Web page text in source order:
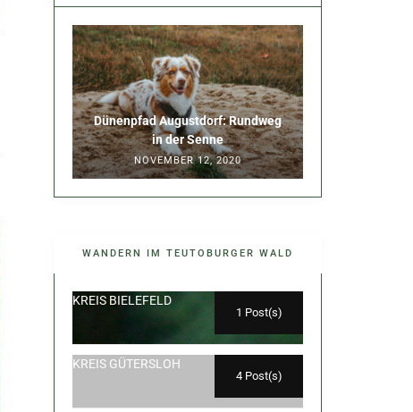
Dünenpfad Augustdorf: Rundweg
in der Senne
NOVEMBER 12, 2020
WANDERN IM TEUTOBURGER WALD
KREIS BIELEFELD
1 Post(s)
KREIS GÜTERSLOH
4 Post(s)